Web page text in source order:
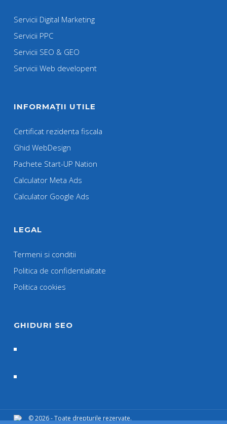
Servicii Digital Marketing
Servicii PPC
Servicii SEO & GEO
Servicii Web developent
INFORMAȚII UTILE
Certificat rezidenta fiscala
Ghid WebDesign
Pachete Start-UP Nation
Calculator Meta Ads
Calculator Google Ads
LEGAL
Termeni si conditii
Politica de confidentialitate
Politica cookies
GHIDURI SEO
© 2026 - Toate drepturile rezervate.